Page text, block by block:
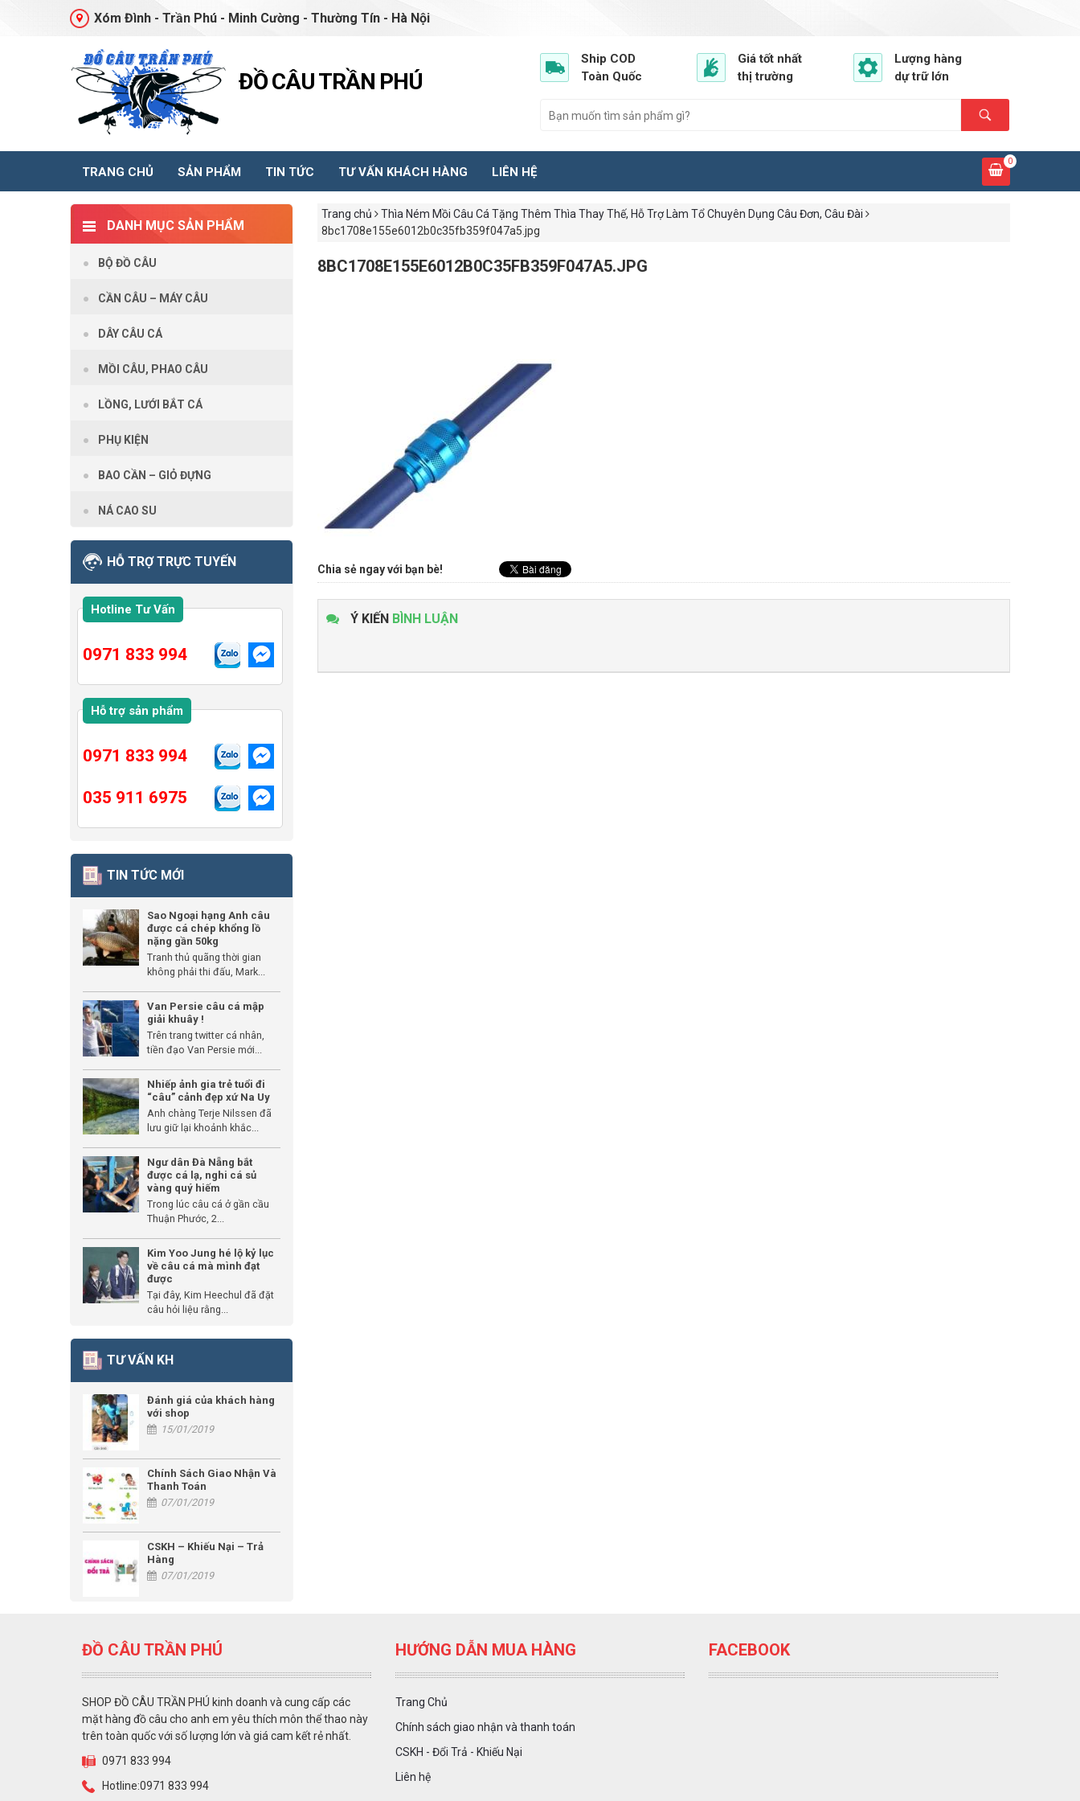
Xóm Đình - Trần Phú - Minh Cường - Thường Tín - Hà Nội
ĐỒ CÂU TRẦN PHÚ
Ship COD
Toàn Quốc
Giá tốt nhất
thị trường
Lượng hàng
dự trữ lớn
TRANG CHỦ SẢN PHẨM TIN TỨC TƯ VẤN KHÁCH HÀNG LIÊN HỆ
0
Trang chủ
Thìa Ném Mồi Câu Cá Tặng Thêm Thìa Thay Thế, Hỗ Trợ Làm Tổ Chuyên Dụng Câu Đơn, Câu Đài
8bc1708e155e6012b0c35fb359f047a5.jpg
8BC1708E155E6012B0C35FB359F047A5.JPG
Chia sẻ ngay với bạn bè!
Ý KIẾN BÌNH LUẬN
DANH MỤC SẢN PHẨM
BỘ ĐỒ CÂU
CẦN CÂU – MÁY CÂU
DÂY CÂU CÁ
MỒI CÂU, PHAO CÂU
LỒNG, LƯỚI BẮT CÁ
PHỤ KIỆN
BAO CẦN – GIỎ ĐỰNG
NÁ CAO SU
HỖ TRỢ TRỰC TUYẾN
Hotline Tư Vấn
0971 833 994
Hỗ trợ sản phẩm
0971 833 994
035 911 6975
TIN TỨC MỚI
Sao Ngoại hạng Anh câu
được cá chép khổng lồ
nặng gần 50kg
Tranh thủ quãng thời gian
không phải thi đấu, Mark...
Van Persie câu cá mập
giải khuây !
Trên trang twitter cá nhân,
tiền đạo Van Persie mới...
Nhiếp ảnh gia trẻ tuổi đi
“câu” cảnh đẹp xứ Na Uy
Anh chàng Terje Nilssen đã
lưu giữ lại khoảnh khắc...
Ngư dân Đà Nẵng bắt
được cá lạ, nghi cá sủ
vàng quý hiếm
Trong lúc câu cá ở gần cầu
Thuận Phước, 2...
Kim Yoo Jung hé lộ kỷ lục
về câu cá mà mình đạt
được
Tại đây, Kim Heechul đã đặt
câu hỏi liệu rằng...
TƯ VẤN KH
Đánh giá của khách hàng
với shop
15/01/2019
Chính Sách Giao Nhận Và
Thanh Toán
07/01/2019
CSKH – Khiếu Nại – Trả
Hàng
07/01/2019
ĐỒ CÂU TRẦN PHÚ
SHOP ĐỒ CÂU TRẦN PHÚ kinh doanh và cung cấp các
mặt hàng đồ câu cho anh em yêu thích môn thể thao này
trên toàn quốc với số lượng lớn và giá cam kết rẻ nhất.
0971 833 994
Hotline:0971 833 994
HƯỚNG DẪN MUA HÀNG
Trang Chủ
Chính sách giao nhận và thanh toán
CSKH - Đổi Trả - Khiếu Nại
Liên hệ
FACEBOOK